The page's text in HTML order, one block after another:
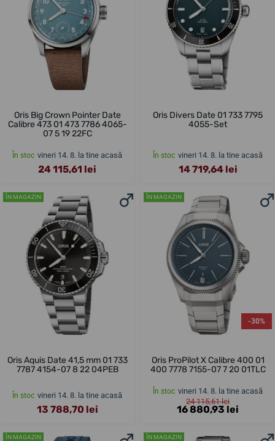
Oris Big Crown Pointer Date
Calibre 473 01 473 7786 4065-
07 5 19 22FC
În stoc vineri 14. 8. la tine acasă
24 115,61 lei
Oris Divers Date 01 733 7795
4055-Set
În stoc vineri 14. 8. la tine acasă
14 719,64 lei
ÎN MAGAZIN
Oris Aquis Date 41,5 mm 01 733
7787 4154-07 8 22 04PEB
În stoc vineri 14. 8. la tine acasă
13 788,70 lei
ÎN MAGAZIN
-30%
Oris ProPilot X Calibre 400 01
400 7778 7155-07 7 20 01TLC
În stoc vineri 14. 8. la tine acasă
24 115,61 lei
16 880,93 lei
ÎN MAGAZIN ÎN MAGAZIN